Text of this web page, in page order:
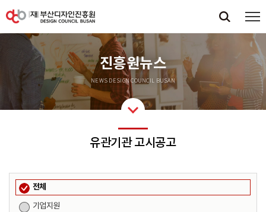
진흥원뉴스
NEWS DESIGN COUNCIL BUSAN
유관기관 고시공고
전체
기업지원